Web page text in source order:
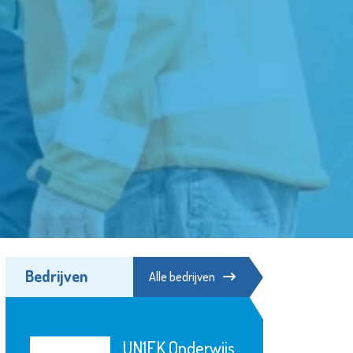
Bedrijven Alle bedrijven
UN1EK Onderwijs